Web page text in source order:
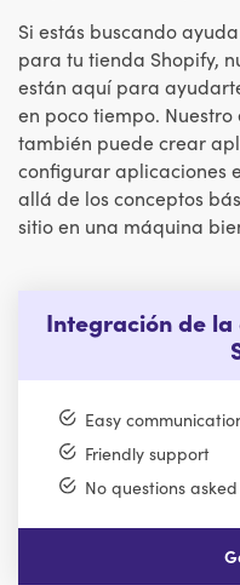
Si estás buscando
para tu tienda Shopify,
están aquí para
en poco tiempo.
también puede crear
configurar aplicaciones
allá de los conceptos
sitio en una máquina
Integración de
Easy
Friendly support
No questions